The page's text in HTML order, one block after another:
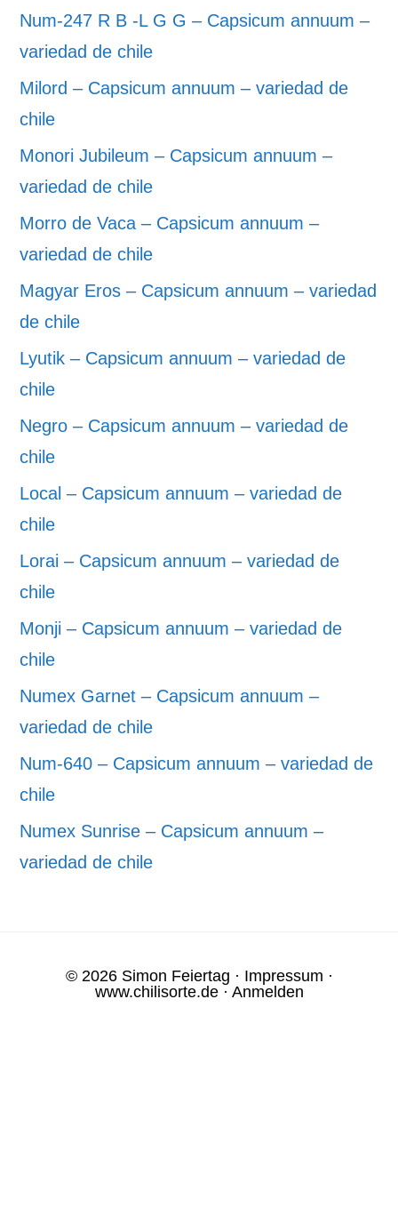
Num-247 R B -L G G – Capsicum annuum –
variedad de chile
Milord – Capsicum annuum – variedad de
chile
Monori Jubileum – Capsicum annuum –
variedad de chile
Morro de Vaca – Capsicum annuum –
variedad de chile
Magyar Eros – Capsicum annuum – variedad
de chile
Lyutik – Capsicum annuum – variedad de
chile
Negro – Capsicum annuum – variedad de
chile
Local – Capsicum annuum – variedad de
chile
Lorai – Capsicum annuum – variedad de
chile
Monji – Capsicum annuum – variedad de
chile
Numex Garnet – Capsicum annuum –
variedad de chile
Num-640 – Capsicum annuum – variedad de
chile
Numex Sunrise – Capsicum annuum –
variedad de chile
© 2026 Simon Feiertag · Impressum ·
www.chilisorte.de· Anmelden